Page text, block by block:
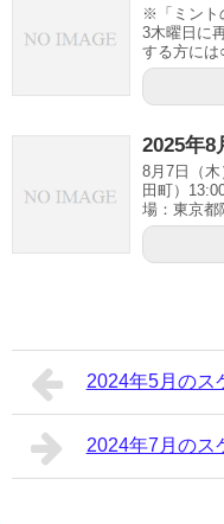
※「ミント
3木曜日に
する方には
2025年8
8月7日（木
田町）
場：東京都
2024年5月のス
2024年7月のス